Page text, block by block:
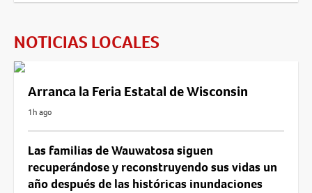
NOTICIAS LOCALES
Arranca la Feria Estatal de Wisconsin
1h ago
Las familias de Wauwatosa siguen
recuperándose y reconstruyendo sus vidas un
año después de las históricas inundaciones